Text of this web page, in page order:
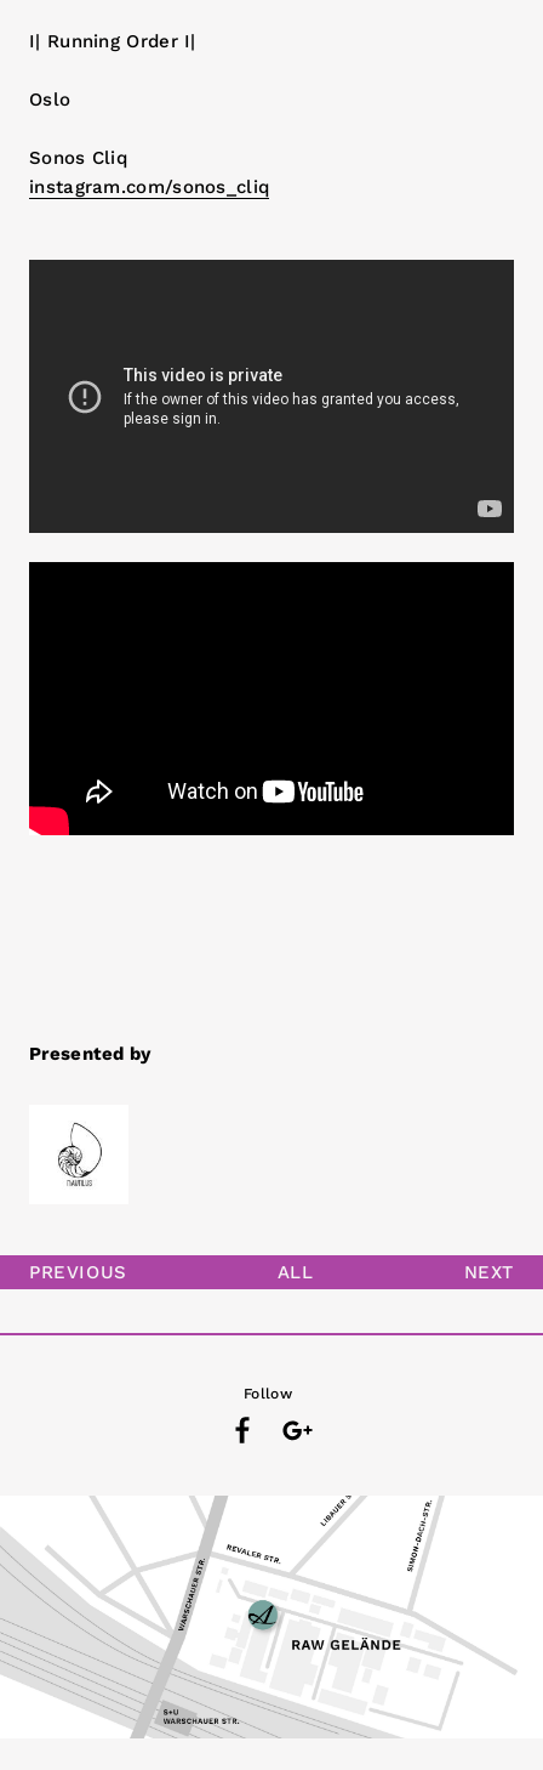
I| Running Order I|
Oslo
Sonos Cliq
instagram.com/sonos_cliq
Presented by
PREVIOUS ALL NEXT
Follow